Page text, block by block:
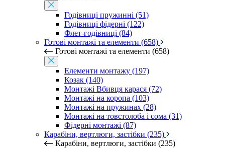
Годівниці пружинні (51)
Годівниці фідерні (122)
Флет-годівниці (84)
Готові монтажі та елементи (658)
Готові монтажі та елементи (658)
Елементи монтажу (197)
Козак (140)
Монтажі Вбивця карася (72)
Монтажі на коропа (103)
Монтажі на пружинах (28)
Монтажі на товстолоба і сома (31)
Фідерні монтажі (87)
Карабіни, вертлюги, застібки (235)
Карабіни, вертлюги, застібки (235)